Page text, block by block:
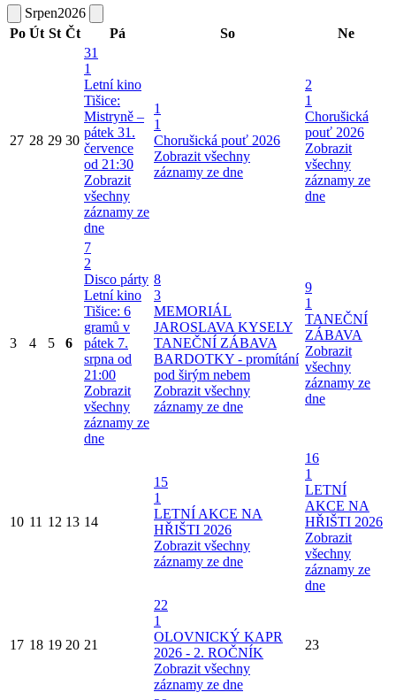
Srpen2026
Po Út St Čt Pá So Ne
27 28 29 30
31
1
Letní kino
Tišice:
Mistryně –
pátek 31.
července
od 21:30
Zobrazit
všechny
záznamy ze
dne
1
1
Chorušická pouť 2026
Zobrazit všechny
záznamy ze dne
2
1
Chorušická
pouť 2026
Zobrazit
všechny
záznamy ze
dne
3 4 5 6
7
2
Disco párty
Letní kino
Tišice: 6
gramů v
pátek 7.
srpna od
21:00
Zobrazit
všechny
záznamy ze
dne
8
3
MEMORIÁL
JAROSLAVA KYSELY
TANEČNÍ ZÁBAVA
BARDOTKY - promítání
pod širým nebem
Zobrazit všechny
záznamy ze dne
9
1
TANEČNÍ
ZÁBAVA
Zobrazit
všechny
záznamy ze
dne
10 11 12 13 14
15
1
LETNÍ AKCE NA
HŘIŠTI 2026
Zobrazit všechny
záznamy ze dne
16
1
LETNÍ
AKCE NA
HŘIŠTI 2026
Zobrazit
všechny
záznamy ze
dne
17 18 19 20 21
22
1
OLOVNICKÝ KAPR
2026 - 2. ROČNÍK
Zobrazit všechny
záznamy ze dne
23